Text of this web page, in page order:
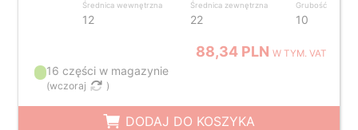
Średnica wewnętrzna
12
Średnica zewnętrzna
22
Grubość
10
88,34 PLNW TYM. VAT
16 części w magazynie
(wczoraj )
DODAJ DO KOSZYKA